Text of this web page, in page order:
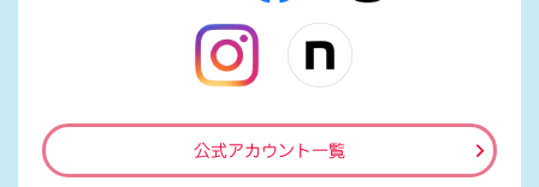
公式アカウント一覧